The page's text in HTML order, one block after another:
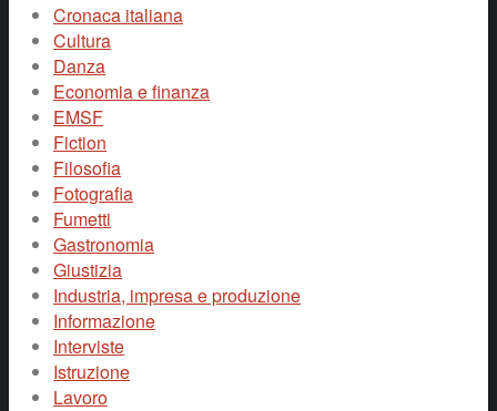
Cronaca italiana
Cultura
Danza
Economia e finanza
EMSF
Fiction
Filosofia
Fotografia
Fumetti
Gastronomia
Giustizia
Industria, impresa e produzione
Informazione
Interviste
Istruzione
Lavoro